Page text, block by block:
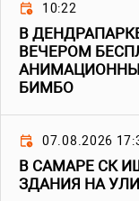
10:22
В
ВЕЧЕРОМ
БИМБО
07.08.2026
В САМАРЕ СК
ЗДАНИЯ НА